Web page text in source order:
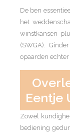
De ben
het
winstkansen
(SWGA).
opaarden
Eentje
Zowel
bediening